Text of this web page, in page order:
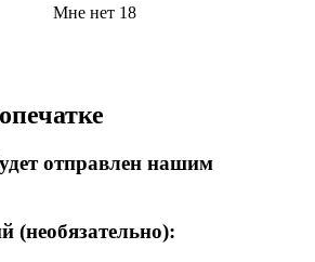
Мне нет 18
отправлен нашим
(необязательно):